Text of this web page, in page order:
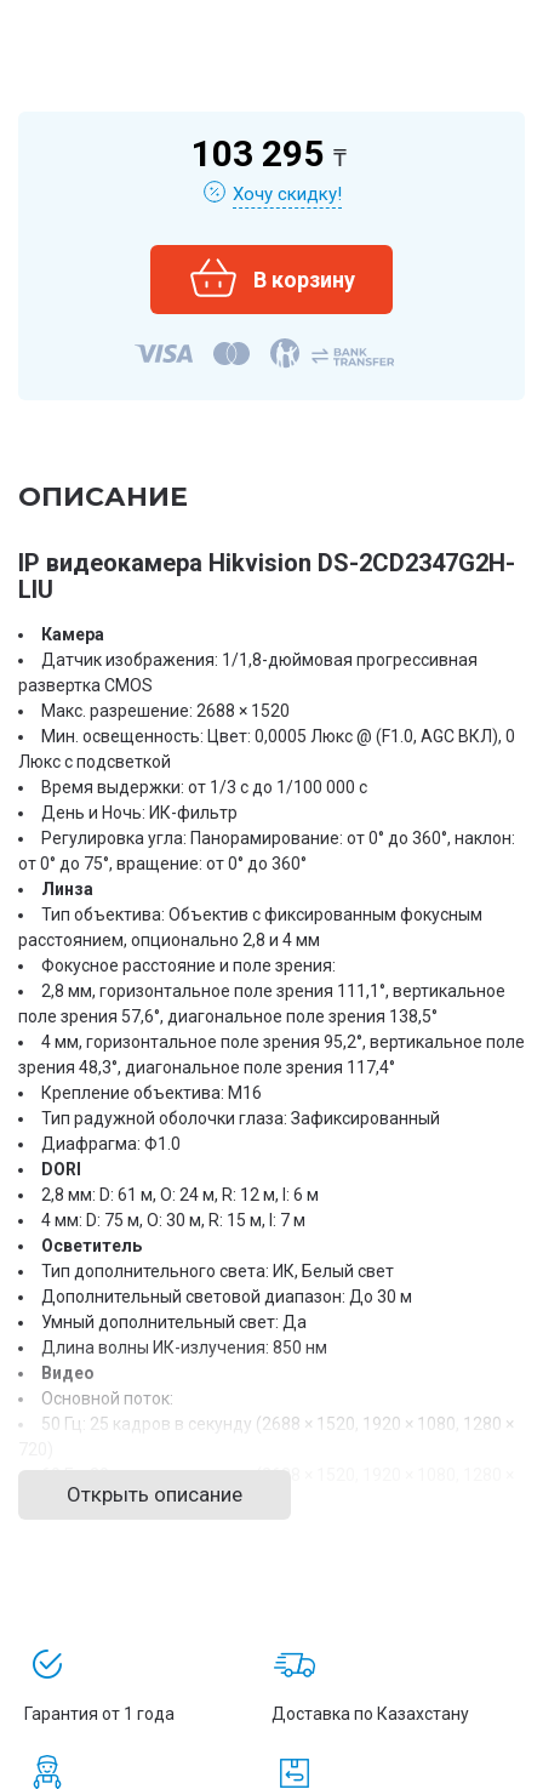
103 295 ₸
Хочу скидку!
ОПИСАНИЕ
IP видеокамера Hikvision DS-2CD2347G2H-
LIU
Камера
Датчик изображения: 1/1,8-дюймовая прогрессивная
развертка CMOS
Макс. разрешение: 2688 × 1520
Мин. освещенность: Цвет: 0,0005 Люкс @ (F1.0, AGC ВКЛ), 0
Люкс с подсветкой
Время выдержки: от 1/3 с до 1/100 000 с
День и Ночь: ИК-фильтр
Регулировка угла: Панорамирование: от 0° до 360°, наклон:
от 0° до 75°, вращение: от 0° до 360°
Линза
Тип объектива: Объектив с фиксированным фокусным
расстоянием, опционально 2,8 и 4 мм
Фокусное расстояние и поле зрения:
2,8 мм, горизонтальное поле зрения 111,1°, вертикальное
поле зрения 57,6°, диагональное поле зрения 138,5°
4 мм, горизонтальное поле зрения 95,2°, вертикальное поле
зрения 48,3°, диагональное поле зрения 117,4°
Крепление объектива: М16
Тип радужной оболочки глаза: Зафиксированный
Диафрагма: Ф1.0
DORI
2,8 мм: D: 61 м, O: 24 м, R: 12 м, I: 6 м
4 мм: D: 75 м, O: 30 м, R: 15 м, I: 7 м
Осветитель
Тип дополнительного света: ИК, Белый свет
Дополнительный световой диапазон: До 30 м
Умный дополнительный свет: Да
Длина волны ИК-излучения: 850 нм
Видео
Основной поток:
50 Гц: 25 кадров в секунду (2688 × 1520, 1920 × 1080, 1280 ×
60 Гц: 30 кадров в секунду (2688 × 1520, 1920 × 1080, 1280 ×
Подпоток:
480, 640 × 360)
60 Гц: 10 кадров в секунду (1920 × 1080, 1280 × 720, 640 ×
480, 640 × 360)
Сжатие видео:
Основной поток: H.265/H.264/H.264+/H.265+
Дополнительный поток: H.265/H.264/MJPEG
Открыть описание
Гарантия от 1 года Доставка по Казахстану